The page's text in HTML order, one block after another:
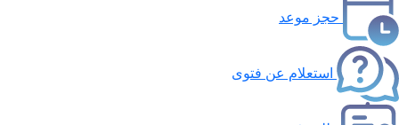
حجز موعد
استعلام عن فتوى